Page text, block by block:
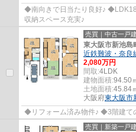
◆南向きで日当たり良好♪
収納スペース充実♪
売買｜中古一戸建
東大阪市新池島
近鉄難波・奈良
2,080万円
間取:4LDK
建物面積:94.50
土地面積:45.84
大阪府東大阪市
◆リフォーム済み物件♪ ◆3階建て
売買｜新築一戸建